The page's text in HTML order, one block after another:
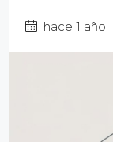
hace 1 año